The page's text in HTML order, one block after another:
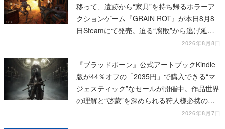
移って、遺跡から“家具”を持ち帰るホラーア
クションゲーム『GRAIN ROT』が本日8月8
日Steamにて発売。迫る“腐敗”から逃げ延
2026年8月8日
『ブラッドボーン』公式アートブックKindle
版が44％オフの「2035円」で購入できる“マ
ジェスティック”なセールが開催中。作品世界
の理解と“啓蒙”を深められる狩人様必携の一
2026年8月7日